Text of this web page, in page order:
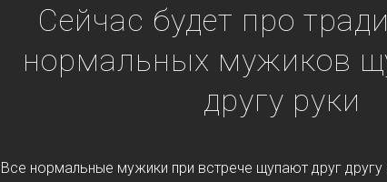
Сейчас будет про
нормальных мужиков
другу руки
Все нормальные мужики при встрече щупают друг